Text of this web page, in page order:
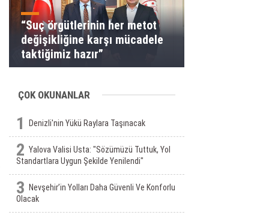
“Suç örgütlerinin her metot
değişikliğine karşı mücadele
taktiğimiz hazır”
ÇOK OKUNANLAR
1 Denizli'nin Yükü Raylara Taşınacak
2 Yalova Valisi Usta: "Sözümüzü Tuttuk, Yol
Standartlara Uygun Şekilde Yenilendi"
3
Nevşehir’in Yolları Daha Güvenli Ve Konforlu
Olacak